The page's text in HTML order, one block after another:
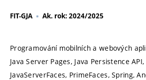
FIT-GJA Ak. rok: 2024/2025
Programování mobilních a webových
Java Server Pages, Java Persistence
JavaServerFaces, PrimeFaces, Spring,